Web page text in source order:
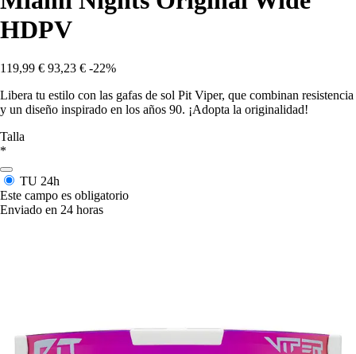
HDPV
119,99 € 93,23 € -22%
Libera tu estilo con las gafas de sol Pit Viper, que combinan resistencia
y un diseño inspirado en los años 90. ¡Adopta la originalidad!
Talla
*
TU 24h
Este campo es obligatorio
Enviado en 24 horas